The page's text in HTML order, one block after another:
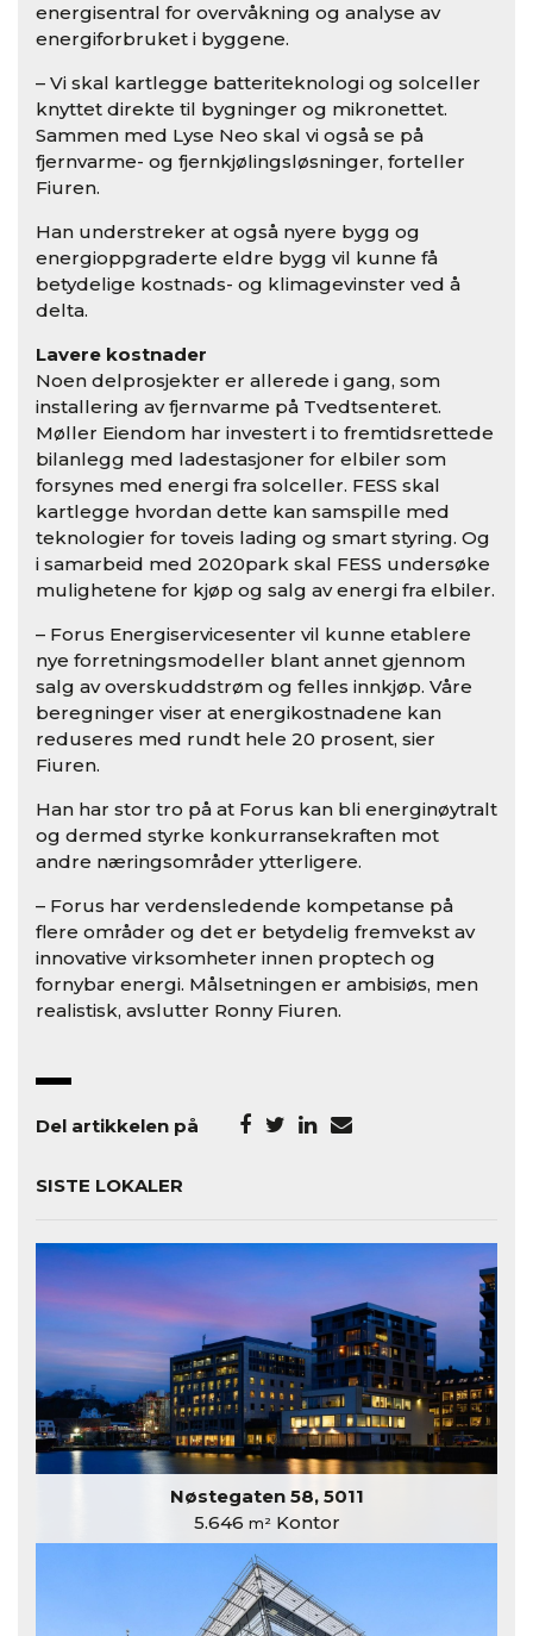
energisentral for overvåkning og analyse av
energiforbruket i byggene.
– Vi skal kartlegge batteriteknologi og solceller
knyttet direkte til bygninger og mikronettet.
Sammen med Lyse Neo skal vi også se på
fjernvarme- og fjernkjølingsløsninger, forteller
Fiuren.
Han understreker at også nyere bygg og
energioppgraderte eldre bygg vil kunne få
betydelige kostnads- og klimagevinster ved å
delta.
Lavere kostnader
Noen delprosjekter er allerede i gang, som
installering av fjernvarme på Tvedtsenteret.
Møller Eiendom har investert i to fremtidsrettede
bilanlegg med ladestasjoner for elbiler som
forsynes med energi fra solceller. FESS skal
kartlegge hvordan dette kan samspille med
teknologier for toveis lading og smart styring. Og
i samarbeid med 2020park skal FESS undersøke
mulighetene for kjøp og salg av energi fra elbiler.
– Forus Energiservicesenter vil kunne etablere
nye forretningsmodeller blant annet gjennom
salg av overskuddstrøm og felles innkjøp. Våre
beregninger viser at energikostnadene kan
reduseres med rundt hele 20 prosent, sier
Fiuren.
Han har stor tro på at Forus kan bli energinøytralt
og dermed styrke konkurransekraften mot
andre næringsområder ytterligere.
– Forus har verdensledende kompetanse på
flere områder og det er betydelig fremvekst av
innovative virksomheter innen proptech og
fornybar energi. Målsetningen er ambisiøs, men
realistisk, avslutter Ronny Fiuren.
Del artikkelen på
SISTE LOKALER
Nøstegaten 58, 5011
5.646 m²Kontor